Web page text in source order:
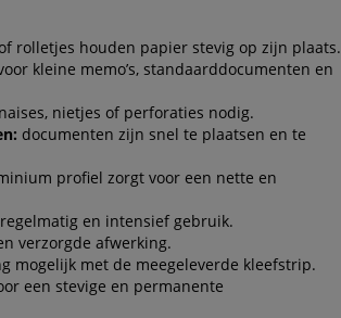
rolletjes houden papier stevig op zijn plaats.
kleine memo’s, standaarddocumenten en
nietjes of perforaties nodig.
documenten zijn snel te plaatsen en te
profiel zorgt voor een nette en
en intensief gebruik.
verzorgde afwerking.
mogelijk met de meegeleverde kleefstrip.
een stevige en permanente